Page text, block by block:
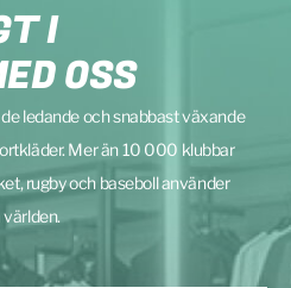
I
OSS
ledande och snabbast växande
Mer än 10 000 klubbar
rugby och baseboll använder